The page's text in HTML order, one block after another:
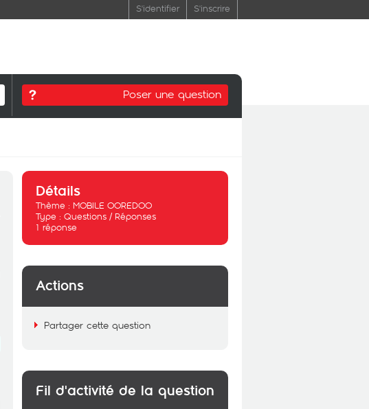
S'identifier S'inscrire
Poser une question
Détails
Thème : MOBILE OOREDOO
Type : Questions / Réponses
1 réponse
Actions
Partager cette question
Fil d'activité de la question